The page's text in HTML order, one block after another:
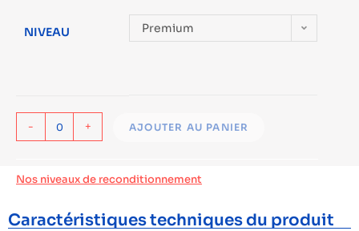
NIVEAU Premium
- + AJOUTER AU PANIER
Nos niveaux de reconditionnement
Caractéristiques techniques du produit